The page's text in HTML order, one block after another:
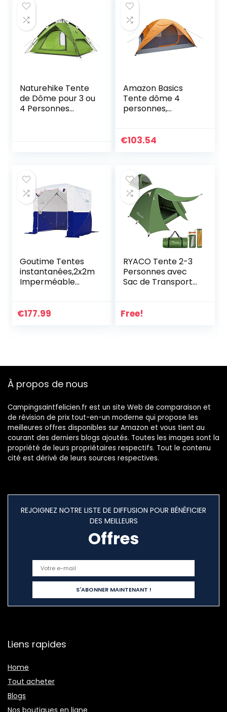
Pique-Nique
Randonnée
Camping.
UV, pour Camping,
Pique-Nique,
Randonnée
Naturehike Tente
de Dôme pour 3 ou
4 Personnes
de Transport (Vert
Clair – 4P)
Amazon Basics
Tente dôme 4
personnes,
€103.54
Goutime Tentes
instantanées,2x2m
Imperméable
tion Tentes
Pliable pour,Tente
Chantier（Blanc et
Bleu）
€177.99
RYACO Tente 2-3
Personnes avec
Sac de Transport
Adultes,
Plein air
Free!
À propos de nous
Campingsaintfelicien.fr est un site Web de comparaison et
de révision de prix tout-en-un moderne qui propose les
meilleures offres disponibles sur Amazon et vous tient au
courant des derniers blogs ajoutés. Toutes les images sont la
propriété de leurs propriétaires respectifs. Tout le contenu
cité est dérivé de leurs sources respectives.
REJOIGNEZ NOTRE LISTE DE DIFFUSION POUR BÉNÉFICIER
DES MEILLEURS
Offres
Liens rapides
Home
Tout acheter
Blogs